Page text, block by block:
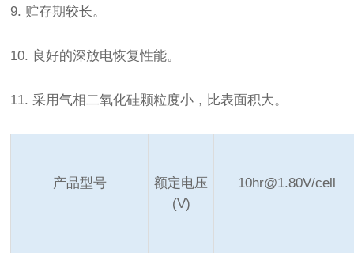
9. 贮存期较长。
10. 良好的深放电恢复性能。
11. 采用气相二氧化硅颗粒度小，比表面积大。
产品型号
额定电压
(V)
10hr@1.80V/cell